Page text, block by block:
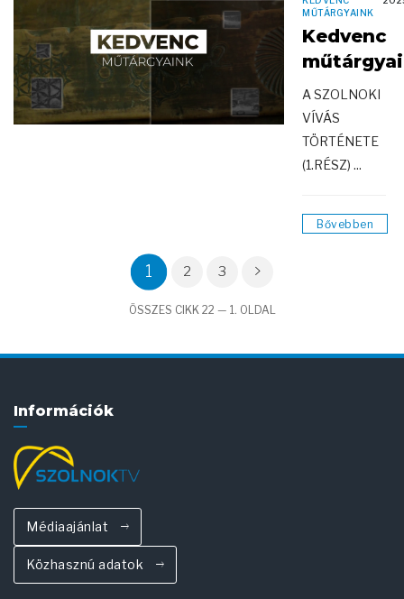
MŰTÁRGYAINK
Kedvenc
A SZOLNOKI
VÍVÁS
TÖRTÉNETE
(1.RÉSZ) ...
Bővebben
1 2 3
ÖSSZES CIKK 22 — 1. OLDAL
Információk
Médiaajánlat
Közhasznú adatok